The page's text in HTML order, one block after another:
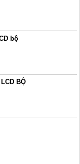
bộ
BỘ